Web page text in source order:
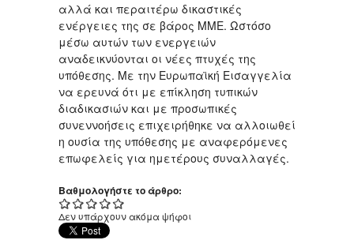
αλλά και περαιτέρω δικαστικές
ενέργειες της σε βάρος ΜΜΕ. Ωστόσο
μέσω αυτών των ενεργειών
αναδεικνύονται οι νέες πτυχές της
υπόθεσης. Με την Ευρωπαϊκή Εισαγγελία
να ερευνά ότι με επίκληση τυπικών
διαδικασιών και με προσωπικές
συνεννοήσεις επιχειρήθηκε να αλλοιωθεί
η ουσία της υπόθεσης με αναφερόμενες
επωφελείς για ημετέρους συναλλαγές.
Βαθμολογήστε το άρθρο:
Δεν υπάρχουν ακόμα ψήφοι